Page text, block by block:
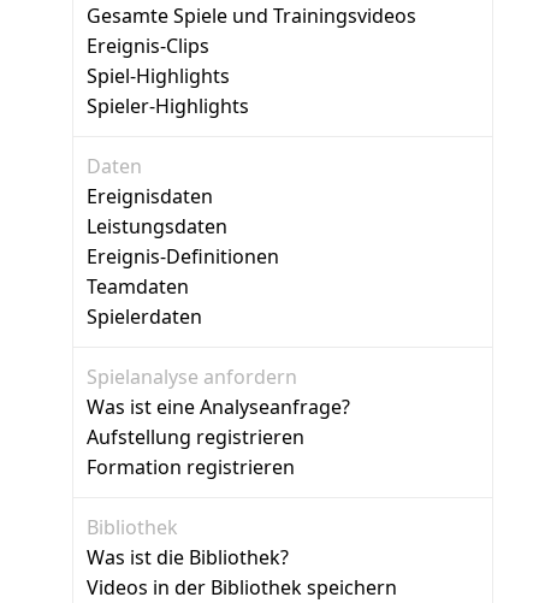
Gesamte Spiele und Trainingsvideos
Ereignis-Clips
Spiel-Highlights
Spieler-Highlights
Daten
Ereignisdaten
Leistungsdaten
Ereignis-Definitionen
Teamdaten
Spielerdaten
Spielanalyse anfordern
Was ist eine Analyseanfrage?
Aufstellung registrieren
Formation registrieren
Bibliothek
Was ist die Bibliothek?
Videos in der Bibliothek speichern